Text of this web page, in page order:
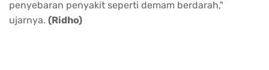
penyebaran penyakit seperti demam berdarah,"
ujarnya. (Ridho)